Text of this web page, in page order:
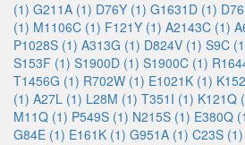
(1) G211A (1) D76Y (1) G1631D (1)
(1) M1106C (1) F121Y (1) A2143C (1)
P1028S (1) A313G (1) D824V (1) S9C
S153F (1) S1900D (1) S1900C (1)
T1456G (1) R702W (1) E1021K (1)
(1) A27L (1) L28M (1) T351I (1) K121Q
M11Q (1) P549S (1) N215S (1) E380Q
G84E (1) E161K (1) G951A (1) C23S (1)